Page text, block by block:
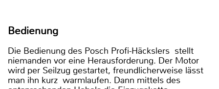
Bedienung
Die Bedienung des Posch Profi-Häckslers stellt
niemanden vor eine Herausforderung. Der Motor
wird per Seilzug gestartet, freundlicherweise lässt
man ihn kurz warmlaufen. Dann mittels des